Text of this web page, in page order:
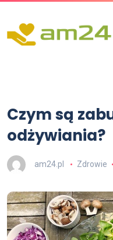
Czym są
odżywiania?
am24.pl Zdrowie